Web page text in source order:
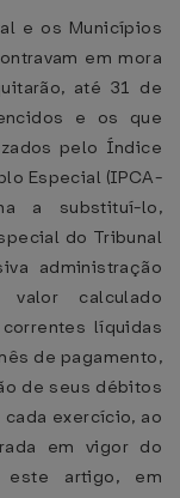
e os Municípios
em mora
até 31 de
e os que
pelo Índice
Especial (IPCA-
a substituí-lo,
do Tribunal
administração
calculado
líquidas
de pagamento,
de seus débitos
cada exercício, ao
em vigor do
artigo, em